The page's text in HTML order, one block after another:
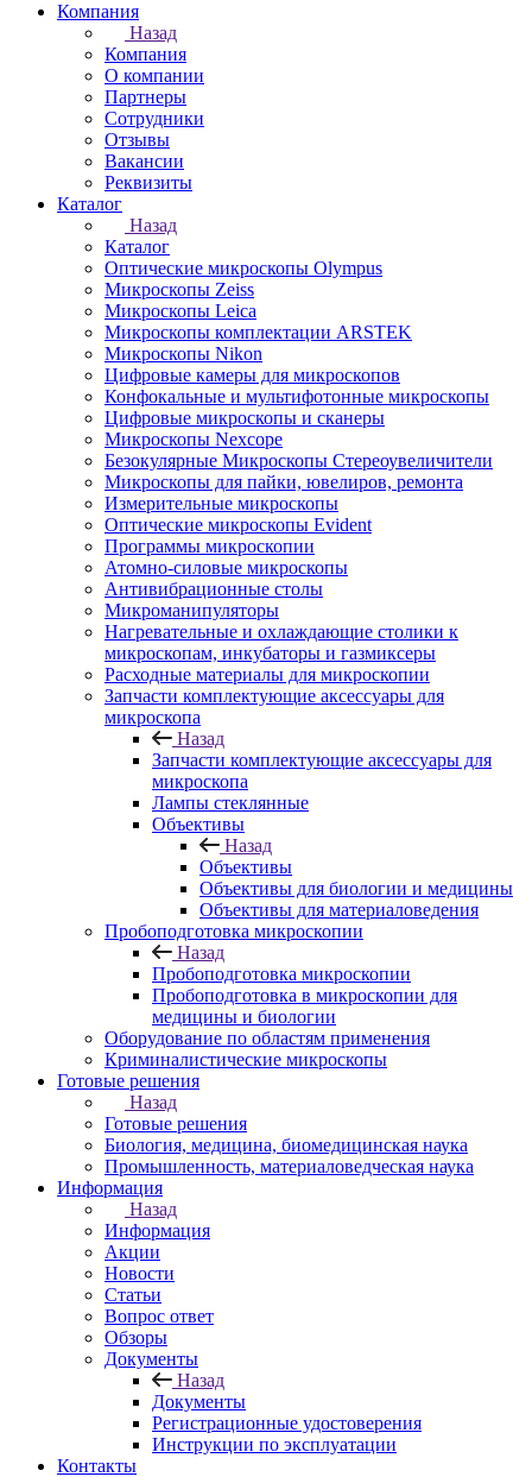
Компания
Назад
Компания
О компании
Партнеры
Сотрудники
Отзывы
Вакансии
Реквизиты
Каталог
Назад
Каталог
Оптические микроскопы Olympus
Микроскопы Zeiss
Микроскопы Leica
Микроскопы комплектации ARSTEK
Микроскопы Nikon
Цифровые камеры для микроскопов
Конфокальные и мультифотонные микроскопы
Цифровые микроскопы и сканеры
Микроскопы Nexcope
Безокулярные Микроскопы Стереоувеличители
Микроскопы для пайки, ювелиров, ремонта
Измерительные микроскопы
Оптические микроскопы Evident
Программы микроскопии
Атомно-силовые микроскопы
Антивибрационные столы
Микроманипуляторы
Нагревательные и охлаждающие столики к
микроскопам, инкубаторы и газмиксеры
Расходные материалы для микроскопии
Запчасти комплектующие аксессуары для
микроскопа
Назад
Запчасти комплектующие аксессуары для
микроскопа
Лампы стеклянные
Объективы
Назад
Объективы
Объективы для биологии и медицины
Объективы для материаловедения
Пробоподготовка микроскопии
Назад
Пробоподготовка микроскопии
Пробоподготовка в микроскопии для
медицины и биологии
Оборудование по областям применения
Криминалистические микроскопы
Готовые решения
Назад
Готовые решения
Биология, медицина, биомедицинская наука
Промышленность, материаловедческая наука
Информация
Назад
Информация
Акции
Новости
Статьи
Вопрос ответ
Обзоры
Документы
Назад
Документы
Регистрационные удостоверения
Инструкции по эксплуатации
Контакты